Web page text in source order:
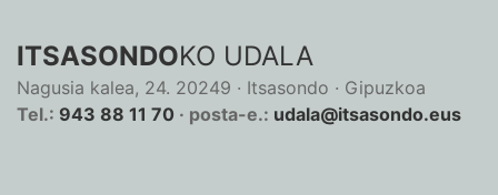
ITSASONDOKO UDALA
Nagusia kalea, 24. 20249 · Itsasondo · Gipuzkoa
Tel.: 943 88 11 70 · posta-e.: udala@itsasondo.eus